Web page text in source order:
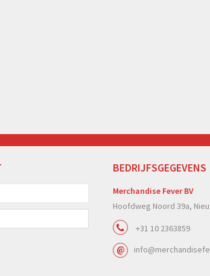
BEDRIJFSGEGEVENS
Merchandise Fever BV
Hoofdweg Noord 39a,
+31 10 2363859